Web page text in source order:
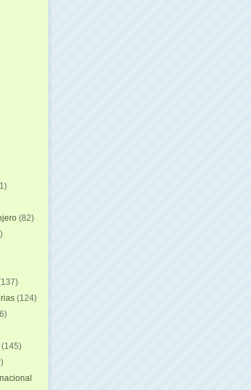
(82)
(124)
(145)